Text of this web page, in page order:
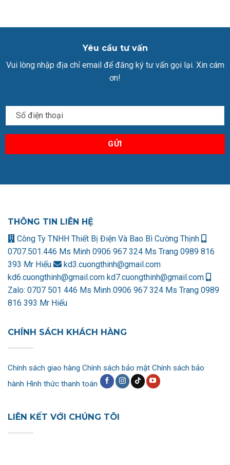
Yêu cầu tư vấn
Vui lòng nhập địa chỉ email để đăng ký tư vấn gọi lại. Xin cám
ơn!
THÔNG TIN LIÊN HỆ
Công Ty TNHH Thiết Bị Điện Và Bao Bì Cường Thịnh
0707.501.446 Ms Minh 0906 967 324 Ms Trang 0989 816
393 Mr Hiếu
kd3.cuongthinh@gmail.com
kd6.cuongthinh@gmail.com kd7.cuongthinh@gmail.com
Zalo: 0707 501 446 Ms Minh 0906 967 324 Ms Trang 0989
816 393 Mr Hiếu
CHÍNH SÁCH KHÁCH HÀNG
Chính sách giao hàng Chính sách bảo mật Chính sách bảo
hành Hình thức thanh toán
LIÊN KẾT VỚI CHÚNG TÔI